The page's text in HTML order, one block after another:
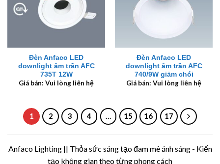
Đèn Anfaco LED
downlight âm trần AFC
735T 12W
Giá bán: Vui lòng liên hệ
Đèn Anfaco LED
downlight âm trần AFC
740/9W giảm chói
Giá bán: Vui lòng liên hệ
1 2 3 4 … 15 16 17
Anfaco Lighting || Thỏa sức sáng tạo đam mê ánh sáng - Kiến
tạo không gian theo từng phong cách